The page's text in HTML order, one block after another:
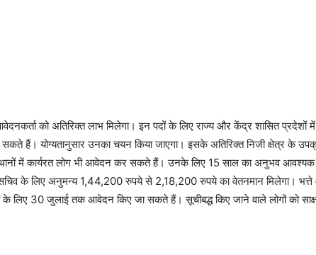
को अतिरिक्त लाभ मिलेगा। इन पदों के लिए राज्य और केंद्र शासित प्रदेशों
हैं। योग्यतानुसार उनका चयन किया जाएगा। इसके अतिरिक्त निजी क्षेत्र के
में कार्यरत लोग भी आवेदन कर सकते हैं। उनके लिए 15 साल का अनुभव आवश्यक
के लिए अनुमन्य 1,44,200 रुपये से 2,18,200 रुपये का वेतनमान मिलेगा।
के लिए 30 जुलाई तक आवेदन किए जा सकते हैं। सूचीबद्ध किए जाने वाले लोगों को